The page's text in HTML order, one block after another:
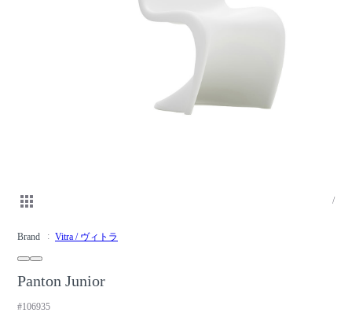
/
Brand Vitra / ヴィトラ
Panton Junior
#106935